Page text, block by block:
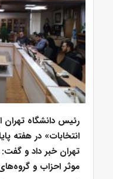
رئیس دانشگاه تهران
موثر احزاب و